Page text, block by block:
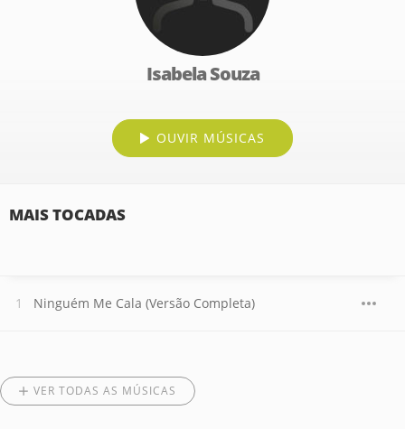
Isabela Souza
OUVIR MÚSICAS
MAIS TOCADAS
Ninguém Me Cala (Versão Completa)
VER TODAS AS MÚSICAS